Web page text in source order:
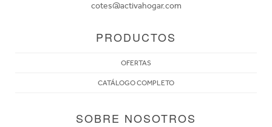
cotes@activahogar.com
PRODUCTOS
OFERTAS
CATÁLOGO COMPLETO
SOBRE NOSOTROS